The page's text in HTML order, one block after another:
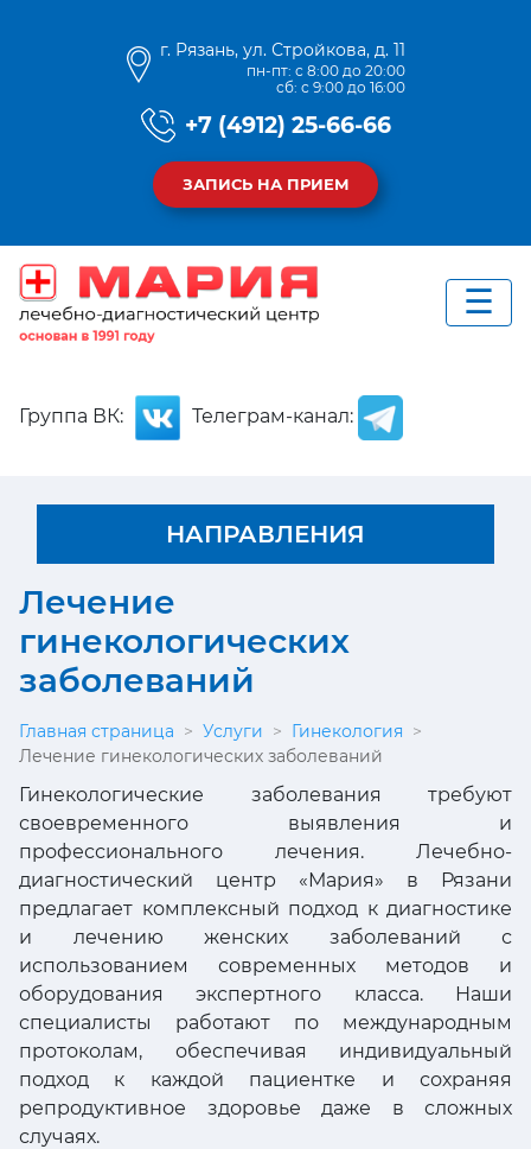
г. Рязань, ул. Стройкова, д. 11
пн-пт: с 8:00 до 20:00
сб: с 9:00 до 16:00
+7 (4912) 25-66-66
ЗАПИСЬ НА ПРИЕМ
Группа ВК: Телеграм-канал:
НАПРАВЛЕНИЯ
Лечение
гинекологических
заболеваний
Главная страница > Услуги > Гинекология >
Лечение гинекологических заболеваний
Гинекологические заболевания требуют
своевременного выявления и
профессионального лечения. Лечебно-
диагностический центр «Мария» в Рязани
предлагает комплексный подход к диагностике
и лечению женских заболеваний с
использованием современных методов и
оборудования экспертного класса. Наши
специалисты работают по международным
протоколам, обеспечивая индивидуальный
подход к каждой пациентке и сохраняя
репродуктивное здоровье даже в сложных
случаях.